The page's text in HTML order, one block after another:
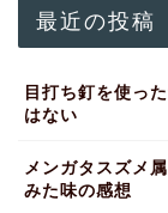
最近の投稿
目打ち釘を使っ
はない
メンガタスズメ
みた味の感想